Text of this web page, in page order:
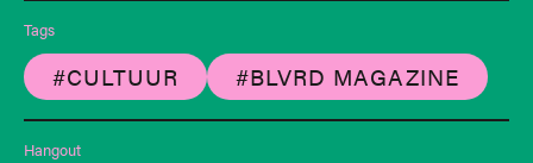
Tags
#CULTUUR #BLVRD MAGAZINE
Hangout